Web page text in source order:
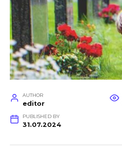
AUTHOR
editor
PUBLISHED BY
31.07.2024